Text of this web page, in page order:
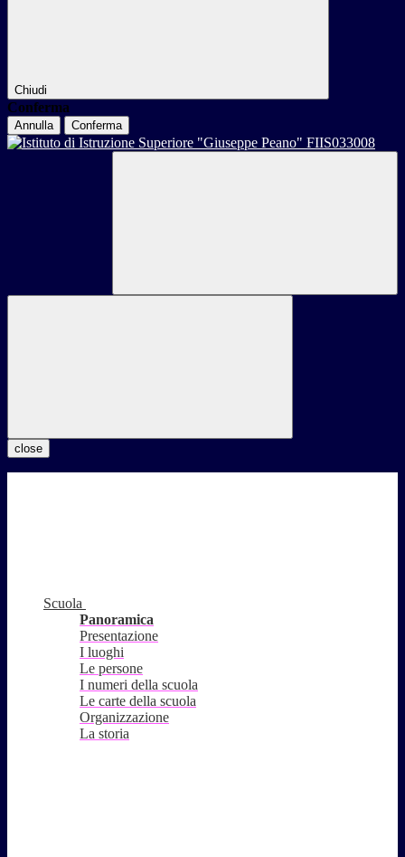
Chiudi
Conferma
Annulla Conferma
close
Scuola
Panoramica
Presentazione
I luoghi
Le persone
I numeri della scuola
Le carte della scuola
Organizzazione
La storia